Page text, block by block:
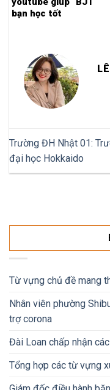
bạn học tốt
Trường ĐH Nhật 01:
đại học Hokkaido
Từ vựng chủ đề mang
Nhân viên phường
trợ corona
Đài Loan chấp nhận
Tổng hợp các từ vựng